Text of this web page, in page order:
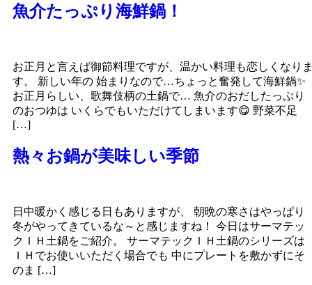
魚介たっぷり海鮮鍋！
お正月と言えば御節料理ですが、温かい料理も恋しくなり
す。 新しい年の 始まりなので…ちょっと奮発して海鮮鍋✨
お正月らしい、歌舞伎柄の土鍋で… 魚介のおだしたっぷり
のおつゆは いくらでもいただけてしまいます😋 野菜不足
[…]
熱々お鍋が美味しい季節
日中暖かく感じる日もありますが、 朝晩の寒さはやっぱり
冬がやってきているな～と感じますね！ 今日はサーマテッ
クＩＨ土鍋をご紹介。 サーマテックＩＨ土鍋のシリーズは
ＩＨでお使いいただく場合でも 中にプレートを敷かずにそ
のま […]